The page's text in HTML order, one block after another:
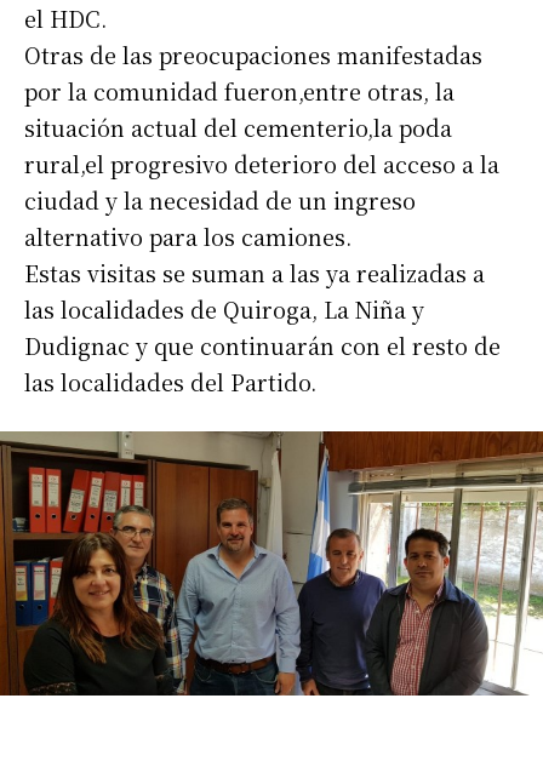
el HDC.
Otras de las preocupaciones manifestadas
por la comunidad fueron,entre otras, la
situación actual del cementerio,la poda
rural,el progresivo deterioro del acceso a la
ciudad y la necesidad de un ingreso
alternativo para los camiones.
Estas visitas se suman a las ya realizadas a
las localidades de Quiroga, La Niña y
Dudignac y que continuarán con el resto de
las localidades del Partido.